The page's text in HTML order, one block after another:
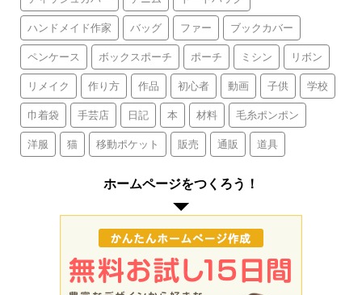
ハンドメイド作家 バッグ ファー ブックカバー
ペンケース ボックスポーチ ポーチ ミシン リボン
リメイク 作り方 作品 初心者 動画 子供 学校
巾着袋 手芸店 日記 本 材料 毛糸ポンポン
洋服 猫 移動ポケット 販売 通販 道具
ホームページをつくろう！